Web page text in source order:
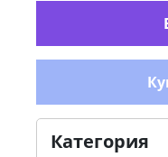
Категория